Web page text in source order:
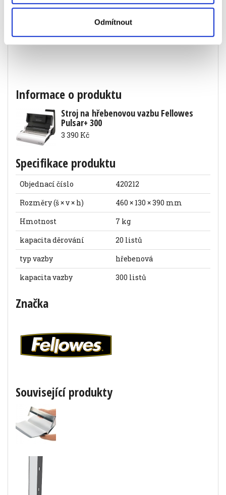
Odmítnout
Informace o produktu
Stroj na hřebenovou vazbu Fellowes
Pulsar+ 300
3 390 Kč
Specifikace produktu
Objednací číslo
420212
Rozměry (š × v × h)
460 × 130 × 390 mm
Hmotnost
7 kg
kapacita děrování
20 listů
typ vazby
hřebenová
kapacita vazby
300 listů
Značka
Související produkty